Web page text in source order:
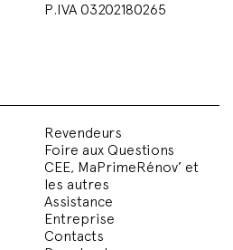
P.IVA 03202180265
Revendeurs
Foire aux Questions
CEE, MaPrimeRénov’ et
les autres
Assistance
Entreprise
Contacts